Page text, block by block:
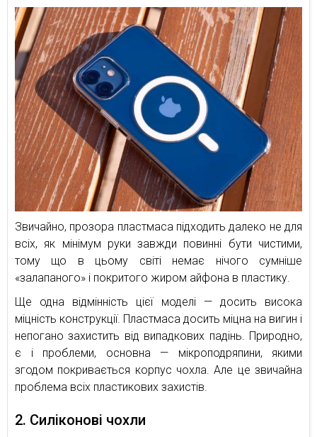
Звичайно, прозора пластмаса підходить далеко не для
всіх, як мінімум руки завжди повинні бути чистими,
тому що в цьому світі немає нічого сумніше
«залапаного» і покритого жиром айфона в пластику.
Ще одна відмінність цієї моделі — досить висока
міцність конструкції. Пластмаса досить міцна на вигин і
непогано захистить від випадкових падінь. Природно,
є і проблеми, основна — мікроподряпини, якими
згодом покривається корпус чохла. Але це звичайна
проблема всіх пластикових захистів.
2. Силіконові чохли